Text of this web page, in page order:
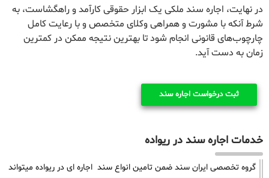
در نهایت، اجاره سند ملکی یک ابزار حقوقی کارآمد و راهگشاست، به
شرط آنکه با مشورت و همراهی وکلای متخصص و با رعایت کامل
چارچوب‌های قانونی انجام شود تا بهترین نتیجه ممکن در کمترین
زمان به دست آید.
ثبت درخواست اجاره سند
خدمات اجاره سند در ریواده
گروه تخصصی ایران سند ضمن تامین انواع سند اجاره ای در ریواده میتواند